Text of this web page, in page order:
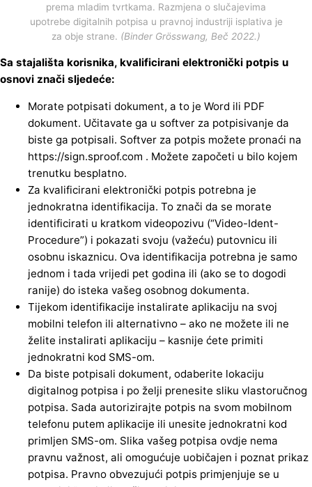
prema mladim tvrtkama. Razmjena o slučajevima
upotrebe digitalnih potpisa u pravnoj industriji isplativa je
za obje strane. (Binder Grösswang, Beč 2022.)
Sa stajališta korisnika, kvalificirani elektronički potpis u
osnovi znači sljedeće:
Morate potpisati dokument, a to je Word ili PDF
dokument. Učitavate ga u softver za potpisivanje da
biste ga potpisali. Softver za potpis možete pronaći na
https://sign.sproof.com . Možete započeti u bilo kojem
trenutku besplatno.
Za kvalificirani elektronički potpis potrebna je
jednokratna identifikacija. To znači da se morate
identificirati u kratkom videopozivu (“Video-Ident-
Procedure”) i pokazati svoju (važeću) putovnicu ili
osobnu iskaznicu. Ova identifikacija potrebna je samo
jednom i tada vrijedi pet godina ili (ako se to dogodi
ranije) do isteka vašeg osobnog dokumenta.
Tijekom identifikacije instalirate aplikaciju na svoj
mobilni telefon ili alternativno – ako ne možete ili ne
želite instalirati aplikaciju – kasnije ćete primiti
jednokratni kod SMS-om.
Da biste potpisali dokument, odaberite lokaciju
digitalnog potpisa i po želji prenesite sliku vlastoručnog
potpisa. Sada autorizirajte potpis na svom mobilnom
telefonu putem aplikacije ili unesite jednokratni kod
primljen SMS-om. Slika vašeg potpisa ovdje nema
pravnu važnost, ali omogućuje uobičajen i poznat prikaz
potpisa. Pravno obvezujući potpis primjenjuje se u